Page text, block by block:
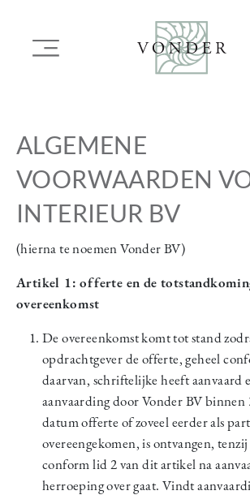
NAARMain
ALGEMENE
VOORWAARDEN
INTERIEUR BV
(hierna te noemen Vonder BV)
Artikel 1: offerte en de
overeenkomst
De overeenkomst komt tot stand
opdrachtgever de offerte, geheel
daarvan, schriftelijke heeft aanvaard
aanvaarding door Vonder BV binnen
datum offerte of zoveel eerder als
overeengekomen, is ontvangen,
conform lid 2 van dit artikel na
herroeping over gaat. Vindt